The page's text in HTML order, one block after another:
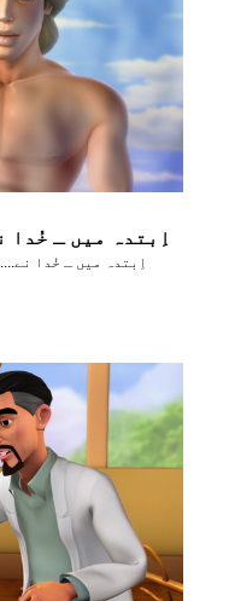
اِبتدہ میں ـ خُدا